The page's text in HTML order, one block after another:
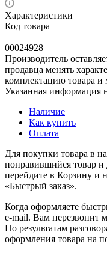
Характеристики
Код товара
—
00024928
Производитель
продавца менять
комплектацию товара и
Указанная информация
Наличие
Как купить
Оплата
Для покупки товара в
понравившийся товар и
перейдите в Корзину и
«Быстрый заказ».
Когда оформляете
e-mail. Вам перезвонит
По результатам
оформления товара на